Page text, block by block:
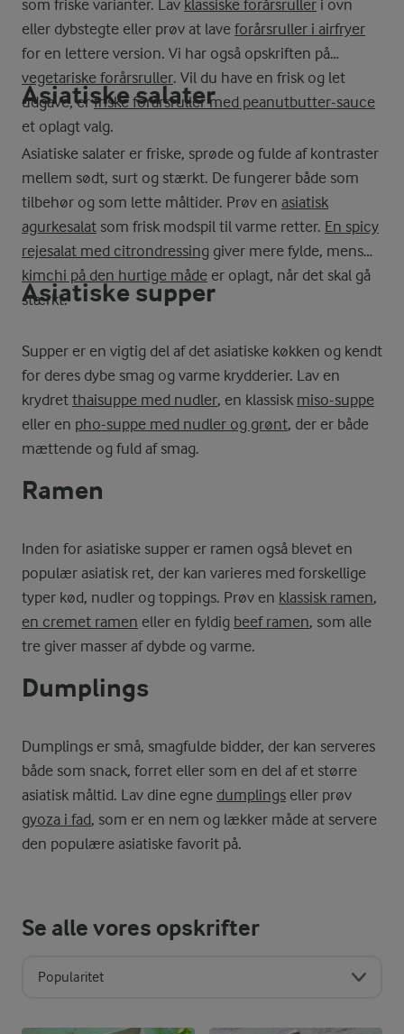
som friske varianter. Lav klassiske forårsruller i ovn
eller dybstegte eller prøv at lave forårsruller i airfryer
for en lettere version. Vi har også opskriften på
vegetariske forårsruller. Vil du have en frisk og let
udgave, erfriske forårsruller med peanutbutter-sauce
et oplagt valg.
Asiatiske salater
Asiatiske salater er friske, sprøde og fulde af kontraster
mellem sødt, surt og stærkt. De fungerer både som
tilbehør og som lette måltider. Prøv en asiatisk
agurkesalat som frisk modspil til varme retter. En spicy
rejesalat med citrondressing giver mere fylde, mens
kimchi på den hurtige måde er oplagt, når det skal gå
stærkt.
Asiatiske supper
Supper er en vigtig del af det asiatiske køkken og kendt
for deres dybe smag og varme krydderier. Lav en
krydret thaisuppe med nudler, en klassisk miso-suppe
eller en pho-suppe med nudler og grønt, der er både
mættende og fuld af smag.
Ramen
Inden for asiatiske supper er ramen også blevet en
populær asiatisk ret, der kan varieres med forskellige
typer kød, nudler og toppings. Prøv en klassisk ramen,
en cremet ramen eller en fyldig beef ramen, som alle
tre giver masser af dybde og varme.
Dumplings
Dumplings er små, smagfulde bidder, der kan serveres
både som snack, forret eller som en del af et større
asiatisk måltid. Lav dine egne dumplings eller prøv
gyoza i fad, som er en nem og lækker måde at servere
den populære asiatiske favorit på.
Se alle vores opskrifter
Popularitet